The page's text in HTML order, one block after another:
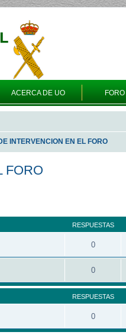
ACERCA DE UO FORO
INTERVENCION EN EL FORO
FORO
RESPUESTAS
0
0
RESPUESTAS
0